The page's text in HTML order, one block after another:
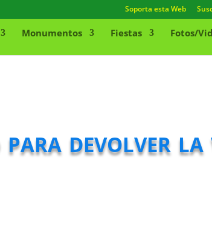
Soporta esta Web
Monumentos Fiestas Fotos/
devolver la